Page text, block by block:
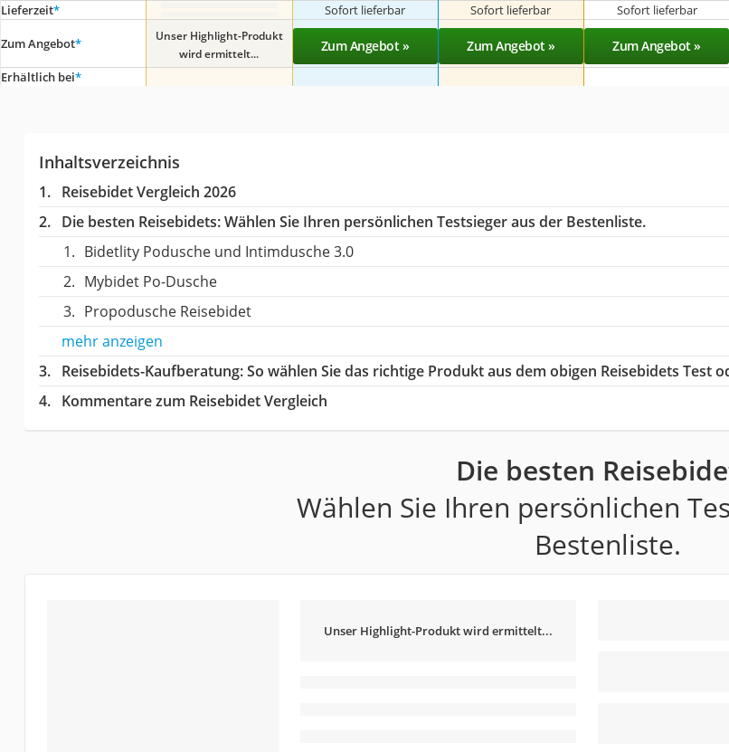
Lieferzeit* Sofort lieferbar Sofort lieferbar Sofort lieferbar
Zum Angebot*
Unser Highlight-Produkt
wird ermittelt...
Zum Angebot » Zum Angebot » Zum Angebot »
Erhältlich bei*
Inhaltsverzeichnis
Reisebidet Vergleich 2026
Die besten Reisebidets:Wählen Sie Ihren persönlichen Testsieger aus der Bestenliste.
Bidetlity Podusche und Intimdusche 3.0
Mybidet Po-Dusche
Propodusche Reisebidet
mehr anzeigen
Reisebidets-Kaufberatung: So wählen Sie das richtige Produkt aus dem obigen Reisebidets Test
Kommentare zum Reisebidet Vergleich
Die besten
Wählen Sie Ihren persönlichen
Bestenliste.
Unser Highlight-Produkt wird ermittelt...